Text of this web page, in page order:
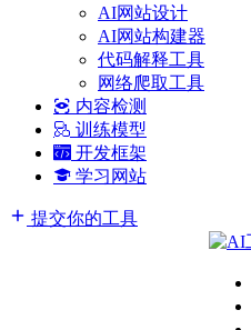
AI网站设计
AI网站构建器
代码解释工具
网络爬取工具
内容检测
训练模型
开发框架
学习网站
提交你的工具